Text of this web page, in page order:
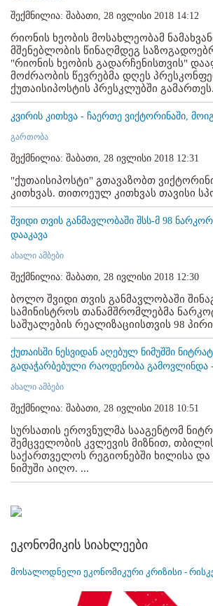
შექმნილია: შაბათი, 28 ივლისი 2018 14:12
რიონის ხეობის მოსახლეობამ
მშენებლობის წინაღმდეგ
"რიონის ხეობის გადარჩენისთვის"
მოძრაობის წევრებმა დღეს
ქუთაისიპოსტის პრესკლუბში
კვირის კითხვა - ჩაერთე ვიქტორინაში,
გართობა
შექმნილია: შაბათი, 28 ივლისი 2018 12:31
"ქუთაისიპოსტი" გთავაზობთ
კითხვას. თითოეულ კითხვას თავისი
შვიდი თვის განმავლობაში შსს-მ 98
დააკავა
ახალი ამბები
შექმნილია: შაბათი, 28 ივლისი 2018 12:30
ბოლო შვიდი თვის განმავლობაში
სამინისტროს თანამშრომლებმა
საშუალების რეალიზაციისთვის 98
ქუთაისში ნესვიდან აღებულ ნიმუშში
გადაჭარბებული რაოდენობა გამოვლინდა
ახალი ამბები
შექმნილია: შაბათი, 28 ივლისი 2018 10:51
სურსათის ეროვნულმა სააგენტომ
შემცველობის კვლევის მიზნით,
საქართველოს რეგიონებში ხილისა და
ნიმუში აიღო. ...
ეკონომიკის სიახლეები
მოსალოდნელი ეკონომიკური კრიზისი -